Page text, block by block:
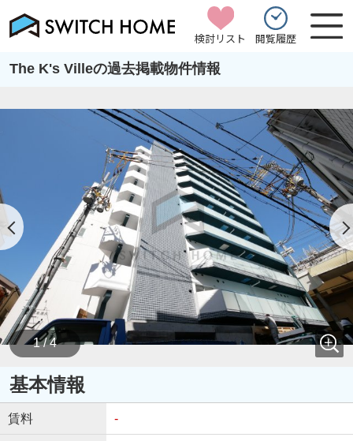
検討リスト 閲覧履歴
The K's Villeの過去掲載物件情報
1 / 4
基本情報
賃料 -